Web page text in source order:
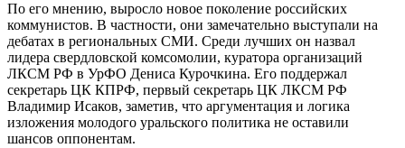
По его мнению, выросло новое поколение российских
коммунистов. В частности, они замечательно выступали на
дебатах в региональных СМИ. Среди лучших он назвал
лидера свердловской комсомолии, куратора организаций
ЛКСМ РФ в УрФО Дениса Курочкина. Его поддержал
секретарь ЦК КПРФ, первый секретарь ЦК ЛКСМ РФ
Владимир Исаков, заметив, что аргументация и логика
изложения молодого уральского политика не оставили
шансов оппонентам.